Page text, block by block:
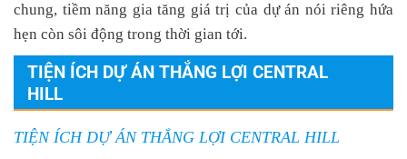
chung, tiềm năng gia tăng giá trị của dự án nói riêng hứa
hẹn còn sôi động trong thời gian tới.
TIỆN ÍCH DỰ ÁN THẮNG LỢI CENTRAL
HILL
TIỆN ÍCH DỰ ÁN THẮNG LỢI CENTRAL HILL